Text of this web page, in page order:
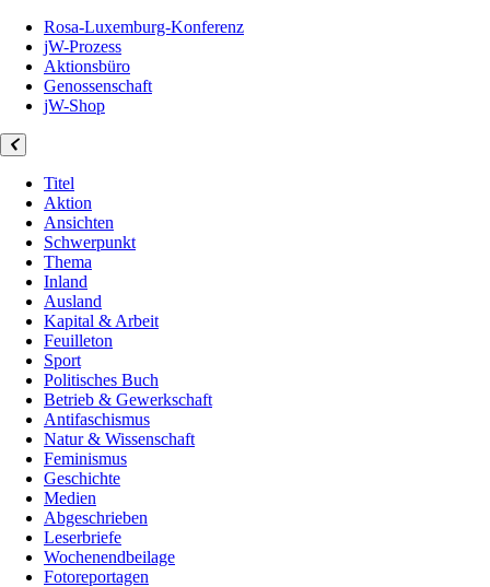
Rosa-Luxemburg-Konferenz
jW-Prozess
Aktionsbüro
Genossenschaft
jW-Shop
Titel
Aktion
Ansichten
Schwerpunkt
Thema
Inland
Ausland
Kapital & Arbeit
Feuilleton
Sport
Politisches Buch
Betrieb & Gewerkschaft
Antifaschismus
Natur & Wissenschaft
Feminismus
Geschichte
Medien
Abgeschrieben
Leserbriefe
Wochenendbeilage
Fotoreportagen